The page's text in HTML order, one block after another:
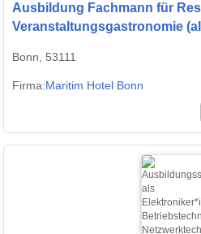
Ausbildung Fachmann für
Veranstaltungsgastronomie
Bonn, 53111
Firma:Maritim Hotel Bonn